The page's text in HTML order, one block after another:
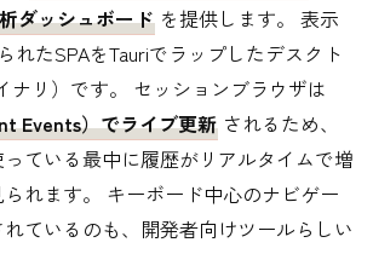
ダッシュボード を提供します。 表示
れたSPAをTauriでラップしたデスクト
ナリ）です。 セッションブラウザは
Events）でライブ更新 されるため、
ている最中に履歴がリアルタイムで増
れます。 キーボード中心のナビゲー
ているのも、開発者向けツールらしい